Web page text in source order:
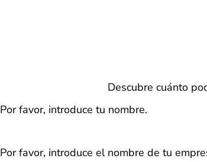
Descubre cuánto
Por favor, introduce tu nombre.
Por favor, introduce el nombre de tu